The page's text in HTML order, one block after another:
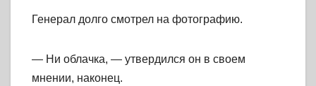
Генерал долго смотрел на фотографию.
— Ни облачка, — утвердился он в своем
мнении, наконец.